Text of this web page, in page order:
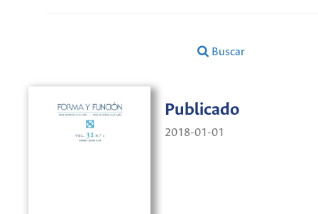
Buscar
Publicado
2018-01-01